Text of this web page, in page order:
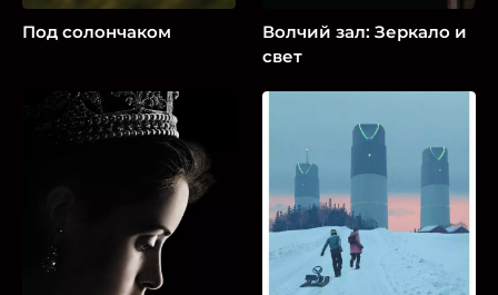
Под солончаком
Волчий зал: Зеркало и
свет